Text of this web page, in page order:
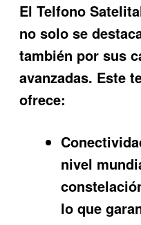
ElTelfono
no solo se
también por sus
avanzadas. Este
ofrece:
nivel
lo que